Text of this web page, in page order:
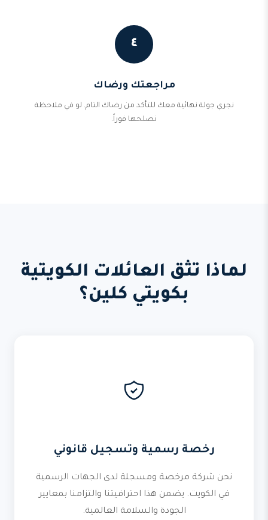
٤
مراجعتك ورضاك
نجري جولة نهائية معك للتأكد من رضاك التام. لو في ملاحظة
نصلحها فوراً.
لماذا تثق العائلات الكويتية
بكويتي كلين؟
رخصة رسمية وتسجيل قانوني
نحن شركة مرخصة ومسجلة لدى الجهات الرسمية
في الكويت. يضمن هذا احترافيتنا والتزامنا بمعايير
الجودة والسلامة العالمية.